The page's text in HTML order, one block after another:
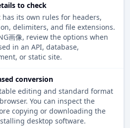
to check
its own rules for headers,
delimiters, and file extensions.
画像, review the options when
in an API, database,
or static site.
conversion
editing and standard format
You can inspect the
copying or downloading the
desktop software.